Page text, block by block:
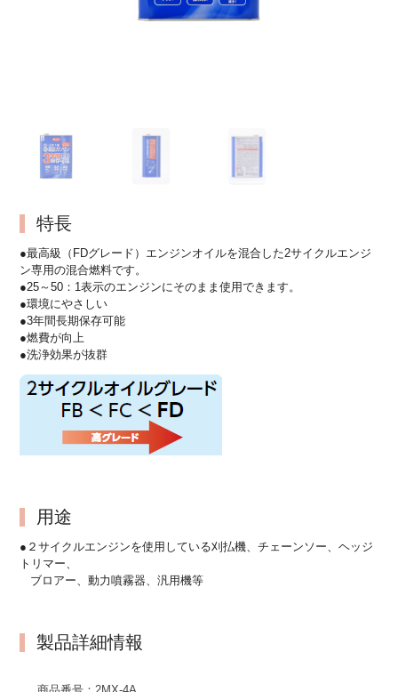
特長
●最高級（FDグレード）エンジンオイルを混合した2サイクルエンジ
ン専用の混合燃料です。
●25～50：1表示のエンジンにそのまま使用できます。
●環境にやさしい
●3年間長期保存可能
●燃費が向上
●洗浄効果が抜群
用途
●２サイクルエンジンを使用している刈払機、チェーンソー、ヘッジ
トリマー、
ブロアー、動力噴霧器、汎用機等
製品詳細情報